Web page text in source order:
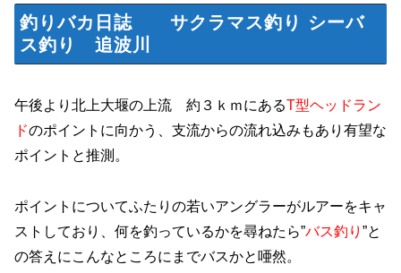
釣りバカ日誌 サクラマス釣り シーバ
ス釣り 追波川
午後より北上大堰の上流 約３ｋｍにあるT型ヘッドラン
ドのポイントに向かう、支流からの流れ込みもあり有望な
ポイントと推測。
ポイントについてふたりの若いアングラーがルアーをキャ
ストしており、何を釣っているかを尋ねたら”バス釣り ”と
の答えにこんなところにまでバスかと唖然。